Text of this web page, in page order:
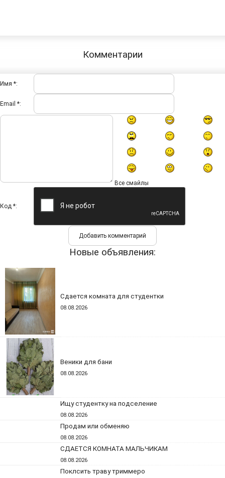
Комментарии
Имя *:
Email *:
Все смайлы
Код *:
Новые объявления:
Сдается комната для студентки
08.08.2026
Веники для бани
08.08.2026
Ищу студентку на подселение
08.08.2026
Продам или обменяю
08.08.2026
СДАЕТСЯ КОМНАТА МАЛЬЧИКАМ
08.08.2026
Поклсить траву триммеро